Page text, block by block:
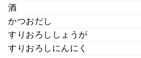
酒
かつおだし
すりおろししょうが
すりおろしにんにく